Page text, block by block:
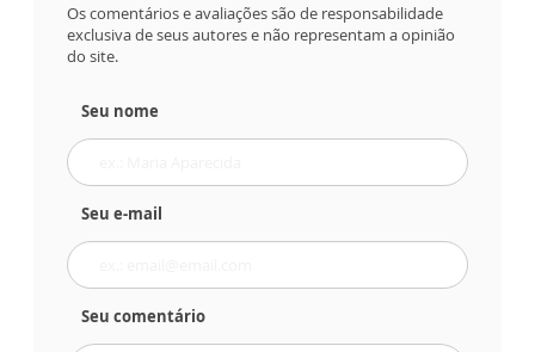
Os comentários e avaliações são de responsabilidade
exclusiva de seus autores e não representam a opinião
do site.
Seu nome
Seu e-mail
Seu comentário